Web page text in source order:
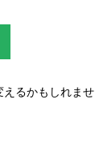
えるかもしれませ